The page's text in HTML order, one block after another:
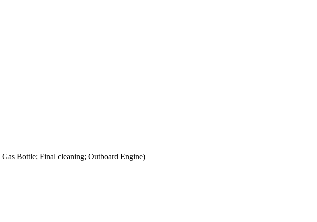
Bottle; Final cleaning; Outboard Engine)